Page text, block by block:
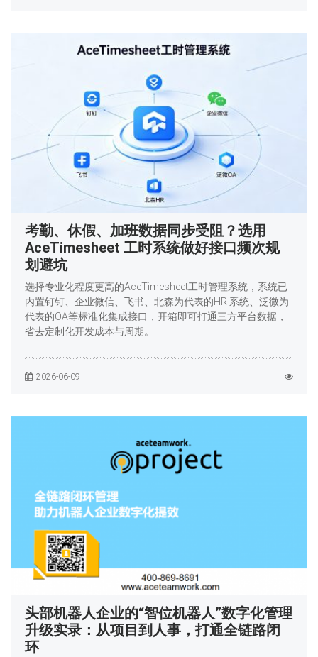
考勤、休假、加班数据同步受阻？选用
AceTimesheet 工时系统做好接口频次规
划避坑
选择专业化程度更高的AceTimesheet工时管理系统，系统已
内置钉钉、企业微信、飞书、北森为代表的HR 系统、泛微为
代表的OA等标准化集成接口，开箱即可打通三方平台数据，
省去定制化开发成本与周期。
2026-06-09
头部机器人企业的“智位机器人”数字化管理
升级实录：从项目到人事，打通全链路闭
环